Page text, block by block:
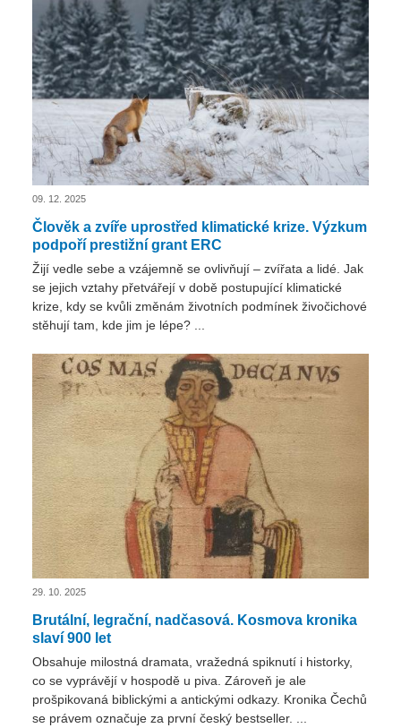
09. 12. 2025
Člověk a zvíře uprostřed klimatické krize. Výzkum
podpoří prestižní grant ERC
Žijí vedle sebe a vzájemně se ovlivňují – zvířata a lidé. Jak
se jejich vztahy přetvářejí v době postupující klimatické
krize, kdy se kvůli změnám životních podmínek živočichové
stěhují tam, kde jim je lépe? ...
29. 10. 2025
Brutální, legrační, nadčasová. Kosmova kronika
slaví 900 let
Obsahuje milostná dramata, vražedná spiknutí i historky,
co se vyprávějí v hospodě u piva. Zároveň je ale
prošpikovaná biblickými a antickými odkazy. Kronika Čechů
se právem označuje za první český bestseller. ...